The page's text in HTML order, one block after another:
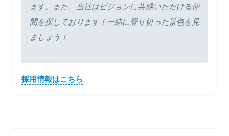
ます。また、当社はビジョンに共感いただける仲
間を探しております！一緒に登り切った景色を見
ましょう！
採用情報はこちら